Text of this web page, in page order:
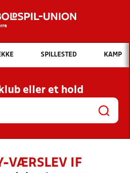
Hvad vil du søge efter?
INDHOLD OG NYHEDER
KLUBBER OG
HOLD
SPILLESTED KAMP
eller et hold
VÆRSLEV IF